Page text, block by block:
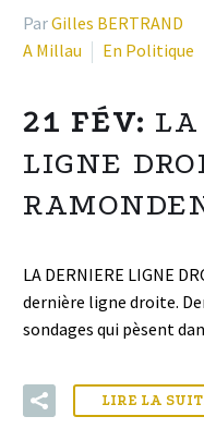
ParGilles BERTRAND
A Millau
En Politique
21 FÉV: LA
LIGNE
LA DERNIERE LIGNE
dernière ligne droite.
sondages qui pèsent
LIRE LA